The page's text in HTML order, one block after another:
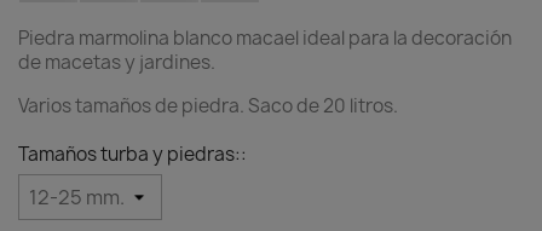
Piedra marmolina blanco macael ideal para la decoración
de macetas y jardines.
Varios tamaños de piedra. Saco de 20 litros.
Tamaños turba y piedras::